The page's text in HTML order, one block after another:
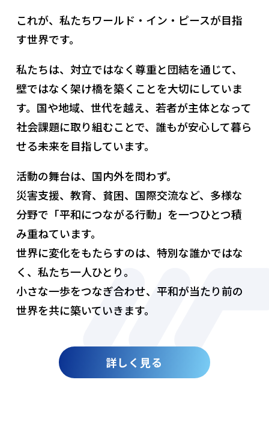
これが、私たちワールド・イン・ピースが目指
す世界です。
私たちは、対立ではなく尊重と団結を通じて、
壁ではなく架け橋を築くことを大切にしていま
す。国や地域、世代を越え、若者が主体となって
社会課題に取り組むことで、誰もが安心して暮ら
せる未来を目指しています。
活動の舞台は、国内外を問わず。
災害支援、教育、貧困、国際交流など、多様な
分野で「平和につながる行動」を一つひとつ積
み重ねています。
世界に変化をもたらすのは、特別な誰かではな
く、私たち一人ひとり。
小さな一歩をつなぎ合わせ、平和が当たり前の
世界を共に築いていきます。
詳しく見る